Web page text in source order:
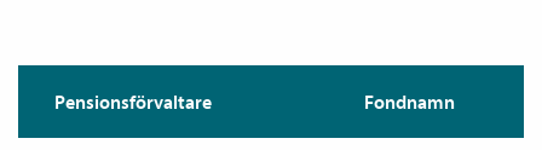
Pensions­förvaltare Fondnamn